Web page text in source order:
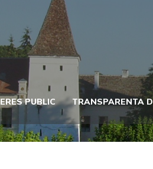
PUBLIC TRANSPARENTA